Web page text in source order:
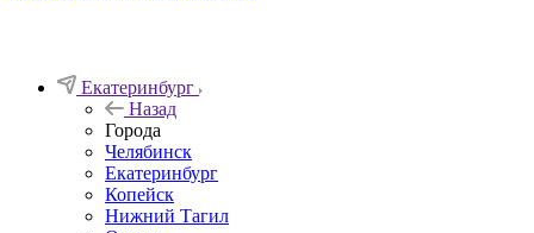
Екатеринбург
Назад
Города
Челябинск
Екатеринбург
Копейск
Нижний Тагил